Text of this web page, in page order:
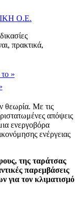
πρακτικά,
»
θεωρία. Με τις
απόψεις
ενεργοβόρα
ενέργειας
της ταράτσας
παρεμβάσεις
για τον κλιματισμό